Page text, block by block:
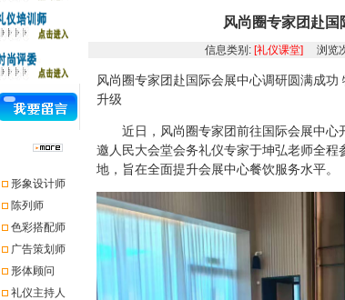
形象设计师
陈列师
色彩搭配师
广告策划师
形体顾问
礼仪主持人
风尚圈专家团赴
信息类别: [礼仪课堂] 浏览
风尚圈专家团赴国际会展中心调研圆满成
升级
近日，风尚圈专家团前往国际会展中心
邀人民大会堂会务礼仪专家于坤弘老师全
地，旨在全面提升会展中心餐饮服务水平。